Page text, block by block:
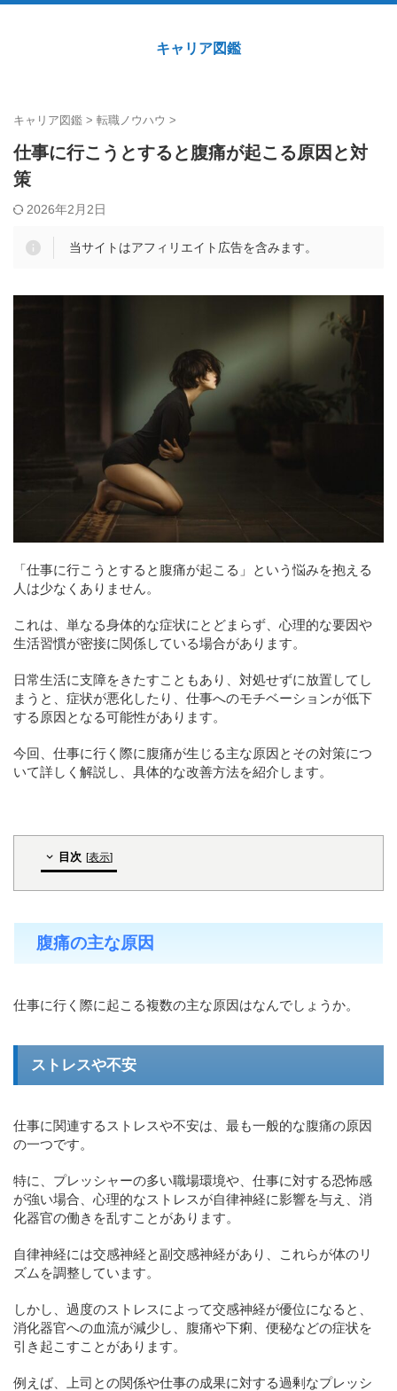
キャリア図鑑
キャリア図鑑 > 転職ノウハウ >
仕事に行こうとすると腹痛が起こる原因と対
策
2026年2月2日
当サイトはアフィリエイト広告を含みます。
「仕事に行こうとすると腹痛が起こる」という悩みを抱える
人は少なくありません。
これは、単なる身体的な症状にとどまらず、心理的な要因や
生活習慣が密接に関係している場合があります。
日常生活に支障をきたすこともあり、対処せずに放置してし
まうと、症状が悪化したり、仕事へのモチベーションが低下
する原因となる可能性があります。
今回、仕事に行く際に腹痛が生じる主な原因とその対策につ
いて詳しく解説し、具体的な改善方法を紹介します。
目次 [表示]
腹痛の主な原因
仕事に行く際に起こる複数の主な原因はなんでしょうか。
ストレスや不安
仕事に関連するストレスや不安は、最も一般的な腹痛の原因
の一つです。
特に、プレッシャーの多い職場環境や、仕事に対する恐怖感
が強い場合、心理的なストレスが自律神経に影響を与え、消
化器官の働きを乱すことがあります。
自律神経には交感神経と副交感神経があり、これらが体のリ
ズムを調整しています。
しかし、過度のストレスによって交感神経が優位になると、
消化器官への血流が減少し、腹痛や下痢、便秘などの症状を
引き起こすことがあります。
例えば、上司との関係や仕事の成果に対する過剰なプレッシ